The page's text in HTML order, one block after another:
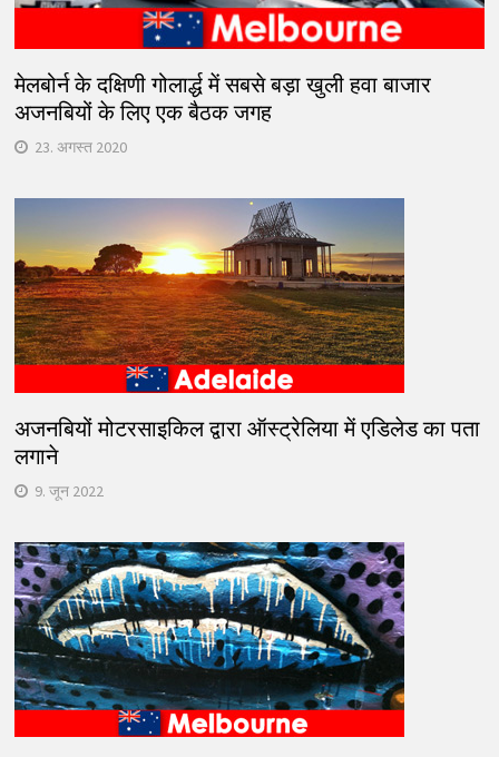
मेलबोर्न के दक्षिणी गोलार्द्ध में सबसे बड़ा खुली हवा बाजार
अजनबियों के लिए एक बैठक जगह
23. अगस्त 2020
अजनबियों मोटरसाइकिल द्वारा ऑस्ट्रेलिया में एडिलेड का पता
लगाने
9. जून 2022